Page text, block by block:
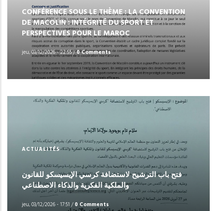
CONFÉRENCE SOUS LE THÈME : LA CONVENTION
DE MACOLIN : INTÉGRITÉ DU SPORT ET
PERSPECTIVES POUR LE MAROC
jeu, 03/12/2026 - 22:55/0 Comments
ACTUALITÉS
فتح باب الترشيح لاستضافة كرسي الإيسيسكو للقانون
والملكية الفكرية والذكاء الاصطناعي
jeu, 03/12/2026 - 17:51 /0 Comments